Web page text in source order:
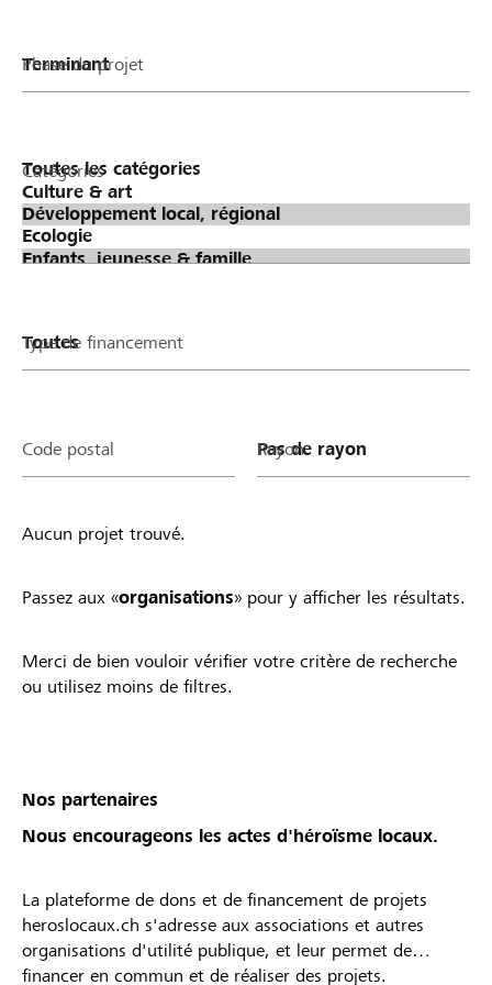
Phase du projet
Catégories
Type de financement
Code postal Rayon
Aucun projet trouvé.
Passez aux «organisations» pour y afficher les résultats.
Merci de bien vouloir vérifier votre critère de recherche
ou utilisez moins de filtres.
Nos partenaires
Nous encourageons les actes d'héroïsme locaux.
La plateforme de dons et de financement de projets
heroslocaux.ch s'adresse aux associations et autres
organisations d'utilité publique, et leur permet de
financer en commun et de réaliser des projets.